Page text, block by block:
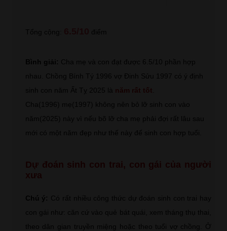
Tổng cộng: điểm
Bình giải: Cha mẹ và con đạt được 6.5/10 phần hợp
nhau. Chồng Bính Tý 1996 vợ Đinh Sửu 1997 có ý định
sinh con năm Ất Tỵ 2025 là năm rất tốt
Cha(1996) mẹ(1997) không nên bỏ lỡ sinh con vào
năm(2025) này vì nếu bõ lỡ cha mẹ phải đợi rất lâu sau
mới có một năm đẹp như thế này để sinh con hợp tuổi.
Dự đoán sinh con trai, con gái của người
xưa
Chú ý: Có rất nhiều công thức dự đoán sinh con trai hay
con gái như: căn cứ vào quẻ bát quái, xem tháng thụ thai,
theo dân gian truyền miệng hoặc theo tuổi vợ chồng. Ở